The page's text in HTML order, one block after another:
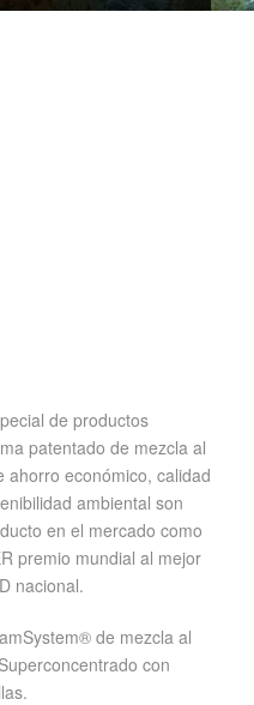
de productos
patentado de mezcla al
ahorro económico, calidad
ambiental son
en el mercado como
premio mundial al mejor
nacional.
de mezcla al
con